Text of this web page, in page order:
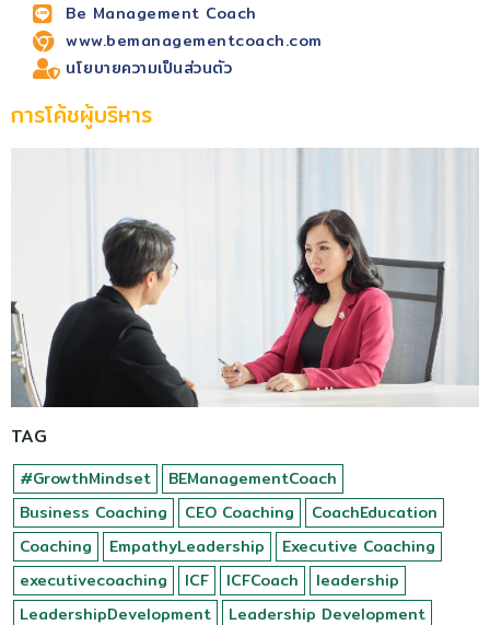
Be Management Coach
www.bemanagementcoach.com
นโยบายความเป็นส่วนตัว
การโค้ชผู้บริหาร
TAG
#GrowthMindset
BEManagementCoach
Business Coaching
CEO Coaching
CoachEducation
Coaching
EmpathyLeadership
Executive Coaching
executivecoaching
ICF ICFCoach
leadership
LeadershipDevelopment
Leadership Development